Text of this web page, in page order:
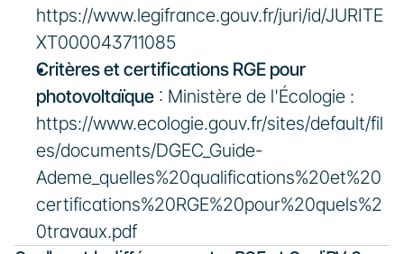
https://www.legifrance.gouv.fr/juri/id/JURITE
XT000043711085
Critères et certifications RGE pour
photovoltaïque : Ministère de l'Écologie :
https://www.ecologie.gouv.fr/sites/default/fil
es/documents/DGEC_Guide-
Ademe_quelles%20qualifications%20et%20
certifications%20RGE%20pour%20quels%2
0travaux.pdf